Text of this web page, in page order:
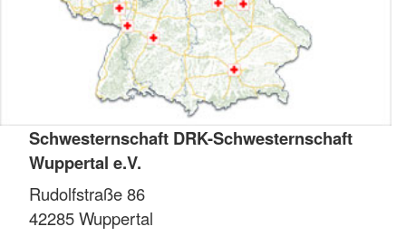
Schwesternschaft DRK-Schwesternschaft
Wuppertal e.V.
Rudolfstraße 86
42285Wuppertal